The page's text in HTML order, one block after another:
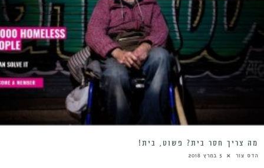
מה צריך חסר בית? פשוט, בית!
הדס צור 5 במרץ 2018